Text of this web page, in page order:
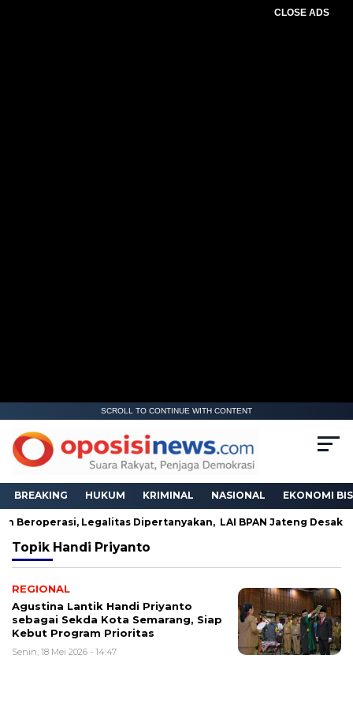
CLOSE ADS
SCROLL TO CONTINUE WITH CONTENT
BREAKING HUKUM KRIMINAL NASIONAL EKONOMI
Beroperasi, Legalitas Dipertanyakan, LAI BPAN Jateng Desak
Topik Handi Priyanto
REGIONAL
Agustina Lantik Handi Priyanto
sebagai Sekda Kota Semarang, Siap
Kebut Program Prioritas
Senin, 18 Mei 2026 - 14:47